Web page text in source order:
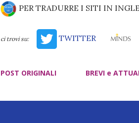
PER TRADURRE I SITI IN
ci trovi su: TWITTER
POST ORIGINALI BREVI e